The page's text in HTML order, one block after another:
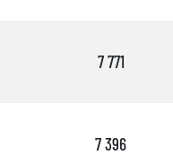
7 771
7 396